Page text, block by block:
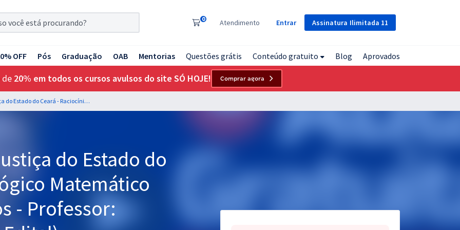
Assinatura Ilimitada 11
0 Atendimento Entrar
OFF Pós Graduação OAB Mentorias Questões grátis Conteúdo gratuito Blog Aprovados
de 20% em todos os cursos avulsos do site SÓ HOJE! Comprar agora
TJ CE - Tribunal de Justiça do Estado do Ceará - Raciocínio Lógico Matemático para Todos os Cargos - Professor: Wagner Aguiar (Pós-Edital)
do Estado do
Matemático
- Professor: